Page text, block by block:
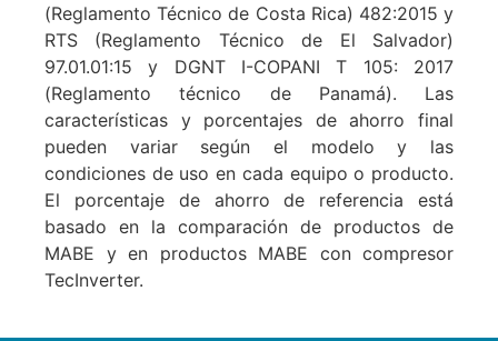
(Reglamento Técnico de Costa Rica) 482:2015 y
RTS (Reglamento Técnico de El Salvador)
97.01.01:15 y DGNT I-COPANI T 105: 2017
(Reglamento técnico de Panamá). Las
características y porcentajes de ahorro final
pueden variar según el modelo y las
condiciones de uso en cada equipo o producto.
El porcentaje de ahorro de referencia está
basado en la comparación de productos de
MABE y en productos MABE con compresor
TecInverter.